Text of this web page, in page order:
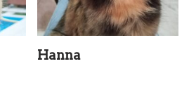
Hanna